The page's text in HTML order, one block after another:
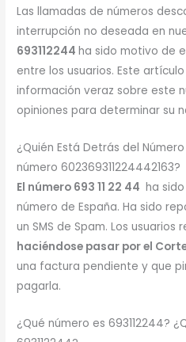
Las llamadas de números
interrupción no deseada en
693112244ha sido motivo de
entre los usuarios. Este
información veraz sobre este
opiniones para determinar su
¿Quién Está Detrás del
número 602369311224442163?
El número 693 11 22 44 ha
número de España. Ha sido
un SMS de Spam. Los usuarios
haciéndose pasar por el
una factura pendiente y que
pagarla.
¿Qué número es 693112244?